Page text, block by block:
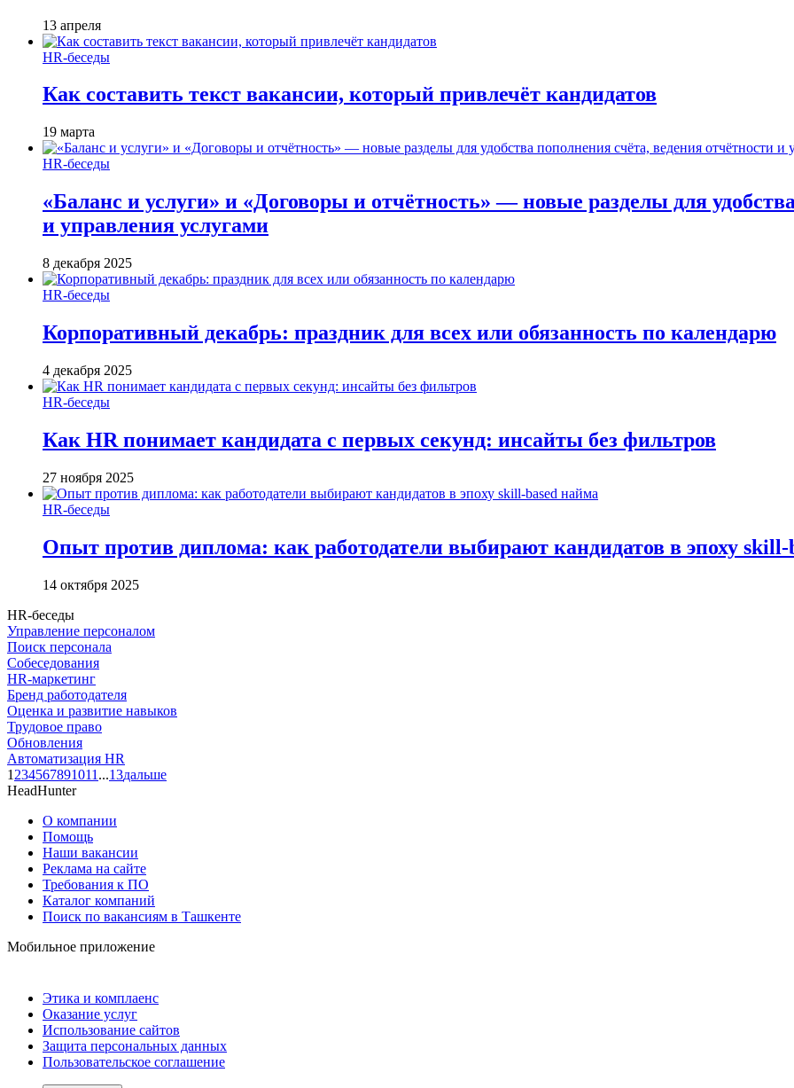
13 апреля
HR-беседы
Как составить текст вакансии, который привлечёт кандидатов
19 марта
HR-беседы
«Баланс и услуги» и «Договоры и отчётность» — новые разделы для
и управления услугами
8 декабря 2025
HR-беседы
Корпоративный декабрь: праздник для всех или обязанность по календарю
4 декабря 2025
HR-беседы
Как HR понимает кандидата с первых секунд: инсайты без фильтров
27 ноября 2025
HR-беседы
Опыт против диплома: как работодатели выбирают кандидатов в эпоху skill-
14 октября 2025
HR-беседы
Управление персоналом
Поиск персонала
Собеседования
HR-маркетинг
Бренд работодателя
Оценка и развитие навыков
Трудовое право
Обновления
Автоматизация HR
1 234567891011 ...13дальше
HeadHunter
О компании
Помощь
Наши вакансии
Реклама на сайте
Требования к ПО
Каталог компаний
Поиск по вакансиям в Ташкенте
Мобильное приложение
Этика и комплаенс
Оказание услуг
Использование сайтов
Защита персональных данных
Пользовательское соглашение